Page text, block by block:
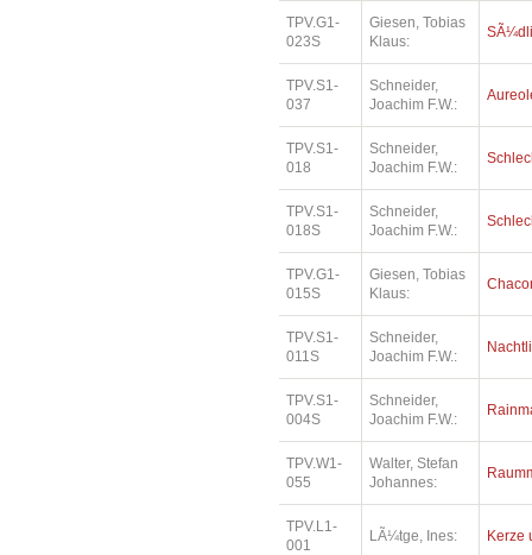
TPV.G1-
023S
Giesen, Tobias
Klaus:
TPV.S1-
037
Schneider,
Joachim F.W.:
TPV.S1-
018
Schneider,
Joachim F.W.:
TPV.S1-
018S
Schneider,
Joachim F.W.:
TPV.G1-
015S
Giesen, Tobias
Klaus:
TPV.S1-
011S
Schneider,
Joachim F.W.:
TPV.S1-
004S
Schneider,
Joachim F.W.:
TPV.W1-
055
Walter, Stefan
Johannes:
TPV.L1-
001
LÃ¼tge, Ines: Kerze